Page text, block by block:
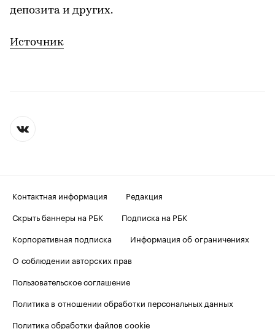
депозита и других.
Источник
Контактная информация
Редакция
Скрыть баннеры на РБК
Подписка на РБК
Корпоративная подписка
Информация об ограничениях
О соблюдении авторских прав
Пользовательское соглашение
Политика в отношении обработки персональных данных
Политика обработки файлов cookie